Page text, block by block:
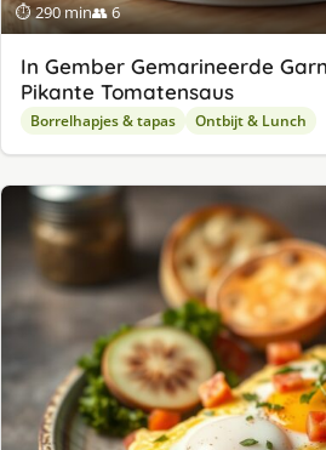
⏱ 290 min👥 6
In Gember Gemarineerde
Pikante Tomatensaus
Borrelhapjes & tapas Ontbijt & Lunch